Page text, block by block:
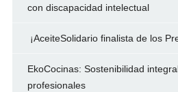
con discapacidad intelectual
¡AceiteSolidario finalista de los
EkoCocinas: Sostenibilidad
profesionales